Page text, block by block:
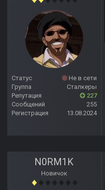
Статус
Не в сети
Группа
Сталкеры
Репутация
227
Сообщений
255
Регистрация
13.08.2024
N0RM1K
Новичок